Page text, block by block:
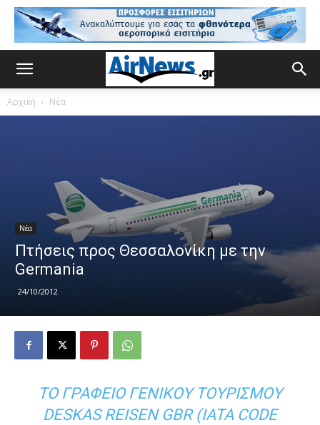
Αρχική Νέα
Νέα
Πτήσεις προς Θεσσαλονίκη με την
Germania
24/10/2012
ΤΟ ΓΡΑΦΕΊΟ ΓΕΝΙΚΟΎ ΤΟΥΡΙΣΜΟΎ
DESKAS REISEN GBR (IATA CODE